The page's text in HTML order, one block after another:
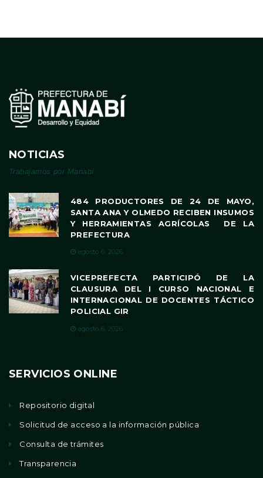
NOTICIAS
Trabajamos por Manabí
484 PRODUCTORES DE 24 DE MAYO,
SANTA ANA Y OLMEDO RECIBEN INSUMOS
Y HERRAMIENTAS AGRÍCOLAS DE LA
PREFECTURA
agosto 6, 2026
VICEPREFECTA PARTICIPÓ DE LA
CLAUSURA DEL I CURSO NACIONAL E
INTERNACIONAL DE DOCENTES TÁCTICO
POLICIAL GIR
agosto 6, 2026
SERVICIOS ONLINE
Repositorio digital
Solicitud de acceso a la información pública
Consulta de trámites
Transparencia